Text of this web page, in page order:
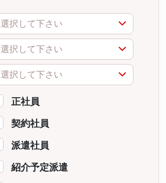
選択して下さい
選択して下さい
選択して下さい
正社員
契約社員
派遣社員
紹介予定派遣